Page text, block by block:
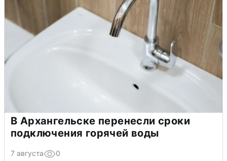
В Архангельске перенесли сроки
подключения горячей воды
7 августа 0